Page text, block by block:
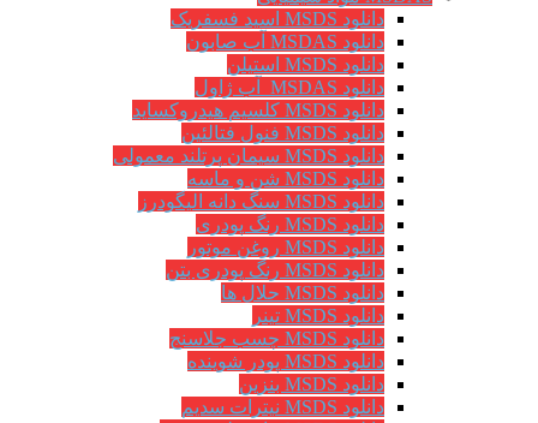
دانلود MSDS اسید فسفریک
دانلود MSDAS آب صابون
دانلود MSDS استیلن
دانلود MSDAS آب ژاول
دانلود MSDS کلسیم هیدروکساید
دانلود MSDS فنول فتالئین
دانلود MSDS سیمان پرتلند معمولی
دانلود MSDS شن و ماسه
دانلود MSDS سنگ دانه الیگودرز
دانلود MSDS رنگ پودری
دانلود MSDS روغن موتور
دانلود MSDS رنگ پودری بتن
دانلود MSDS حلال ها
دانلود MSDS تینر
دانلود MSDS چسب جلاسنج
دانلود MSDS پودر شوینده
دانلود MSDS بنزین
دانلود MSDS نیترات سدیم